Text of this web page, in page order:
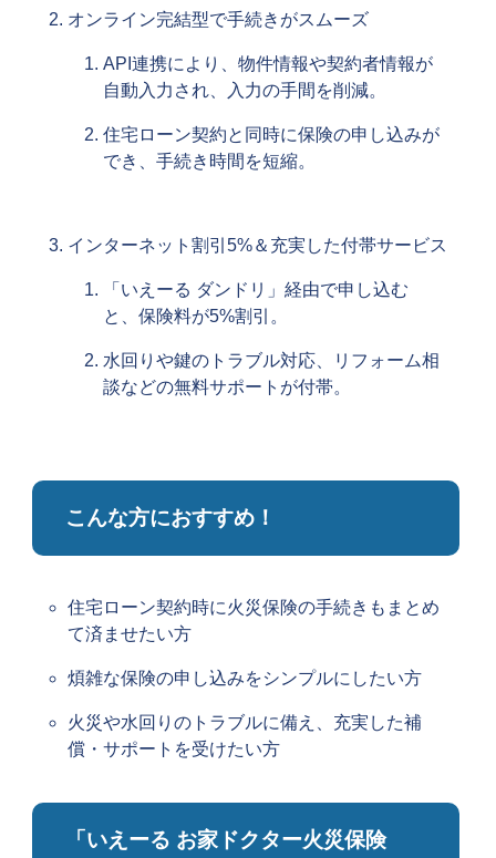
オンライン完結型で手続きがスムーズ
API連携により、物件情報や契約者情報が
自動入力され、入力の手間を削減。
住宅ローン契約と同時に保険の申し込みが
でき、手続き時間を短縮。
インターネット割引5%＆充実した付帯サービス
「いえーる ダンドリ」経由で申し込む
と、保険料が5%割引。
水回りや鍵のトラブル対応、リフォーム相
談などの無料サポートが付帯。
こんな方におすすめ！
住宅ローン契約時に火災保険の手続きもまとめ
て済ませたい方
煩雑な保険の申し込みをシンプルにしたい方
火災や水回りのトラブルに備え、充実した補
償・サポートを受けたい方
「いえーる お家ドクター火災保険